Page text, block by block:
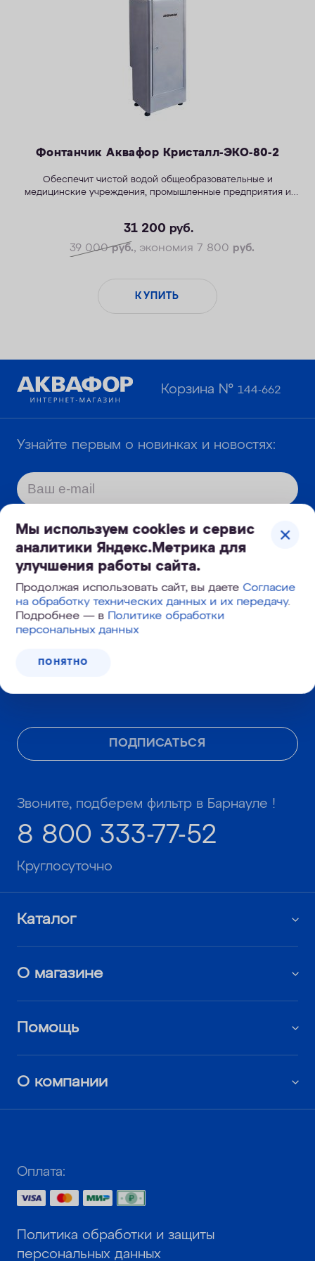
Фонтанчик Аквафор Кристалл-ЭКО-80-2
Обеспечит чистой водой общеобразовательные и
медицинские учреждения, промышленные предприятия и
31 200 руб.
39 000руб., экономия 7 800 руб.
КУПИТЬ
Мы используем cookies и сервис
аналитики Яндекс.Метрика для
улучшения работы сайта.
Продолжая использовать сайт, вы даетеСогласие
на обработку технических данных и их передачу.
Подробнее — в Политике обработки
персональных данных
ПОНЯТНО
Корзина №144-662
Узнайте первым о новинках и новостях:
ПОДПИСАТЬСЯ
Даюсогласиена обработку моих
персональных данных и подтверждаю,
что я ознакомлен с политикой
обработки и защиты персональных
данных
информационных и рекламных
Звоните, подберем фильтр в Барнауле !
8 800 333-77-52
Круглосуточно
Каталог
О магазине
Помощь
О компании
Оплата:
Политика обработки и защиты
персональных данных